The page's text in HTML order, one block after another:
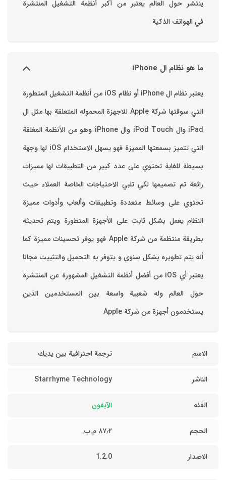
ينتشر حول العالم يعتبر من أكبر أنظمة التشغيل المنتشرة
في الهواتف الذكية
ما هو نظام ال iPhone
يعتبر نظام ال iPhone أو نظام iOS من أنظمة التشغيل المتطورة
التي سوقتها شركة Apple للاجهزة المحموله المتعلقة بها مثل ال
iPad وال iPod Touch وال iPhone وهو من الأنظمة المغلقة
التي تتميز بسمعتها المميزة فهو يسهل الاستخدام ‏iOS لها وجهة
بسيطة للغاية تحتوي على عدد كبير من التطبيقات لها مميزات
رائعة تم تصميمها لكي تلبي الاحتياجات الخاصة العملاء حيث
تحتوي على وسائط متعددة وتطبيقات وألعاب وأدوات مميزة
‏النظام يعمل بشكل ثابت على الأجهزة المتطورة ويتم تحديثه
بطريقة منتظمة من شركة Apple فهو يوفر تحسينات مميزة كما
أنه يتم تطويره بشكل سنوي و يتوفر به التحميل والتثبيت مجانا
‏يعتبر أي iOS من أفضل أنظمة التشغيل المشهورة عن المنتشرة
حول العالم وله شعبية واسعة بين المستخدمين الذين
يستخدمون أجهزة من شركة Apple
الاسم ترجمة احترافية بين يديك
الناشر Starrhyme Technology
الفئه الآيفون
الحجم ٨٧٫٢ م.ب.
الاصدار 1.2.0